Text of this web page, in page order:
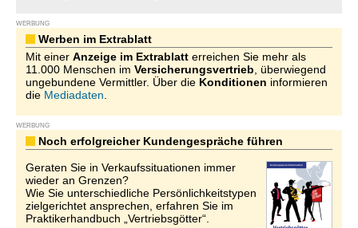
WERBUNG
Werben im Extrablatt
Mit einer Anzeige im Extrablatt erreichen Sie mehr als
11.000 Menschen im Versicherungsvertrieb , überwiegend
ungebundene Vermittler. Über die Konditionen informieren
die Mediadaten
WERBUNG
Noch erfolgreicher Kundengespräche führen
Geraten Sie in Verkaufssituationen immer
wieder an Grenzen?
Wie Sie unterschiedliche Persönlichkeitstypen
zielgerichtet ansprechen, erfahren Sie im
Praktikerhandbuch „Vertriebsgötter“.